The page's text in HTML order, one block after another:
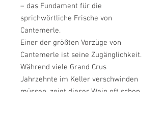
– das Fundament für die
sprichwörtliche Frische von
Cantemerle.
Einer der größten Vorzüge von
Cantemerle ist seine Zugänglichkeit.
Während viele Grand Crus
Jahrzehnte im Keller verschwinden
müssen, zeigt dieser Wein oft schon